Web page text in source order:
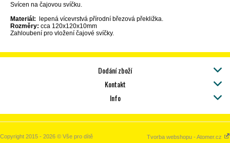
Svícen na čajovou svíčku.
Materiál: lepená vícevrstvá přírodní březová překližka.
Rozměry: cca 120x120x10mm
Zahloubení pro vložení čajové svíčky.
Dodání zboží
Kontakt
Info
Copyright 2015 - 2026 © Vše pro dítě Tvorba webshopu - Atomer.cz